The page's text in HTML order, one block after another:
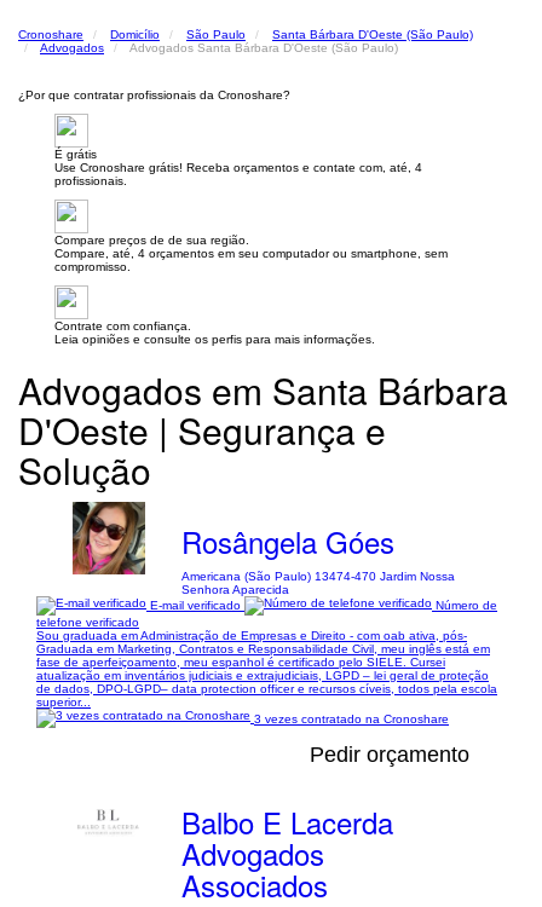
Cronoshare Domicílio São Paulo
Santa Bárbara D'Oeste (São Paulo)
Advogados
Advogados Santa Bárbara D'Oeste (São Paulo)
¿Por que contratar profissionais da Cronoshare?
É grátis
Use Cronoshare grátis! Receba orçamentos e contate com, até, 4
profissionais.
Compare preços de de sua região.
Compare, até, 4 orçamentos em seu computador ou smartphone, sem
compromisso.
Contrate com confiança.
Leia opiniões e consulte os perfis para mais informações.
Advogados em Santa Bárbara
D'Oeste | Segurança e
Solução
Rosângela Góes
Americana (São Paulo) 13474-470 Jardim Nossa
Senhora Aparecida
E-mail verificado
Número de
telefone verificado
Sou graduada em Administração de Empresas e Direito - com oab ativa, pós-
Graduada em Marketing, Contratos e Responsabilidade Civil, meu inglês está em
fase de aperfeiçoamento, meu espanhol é certificado pelo SIELE. Cursei
atualização em inventários judiciais e extrajudiciais, LGPD – lei geral de proteção
de dados, DPO-LGPD– data protection officer e recursos cíveis, todos pela escola
superior...
3 vezes contratado na Cronoshare
Pedir orçamento
Balbo E Lacerda
Advogados
Associados